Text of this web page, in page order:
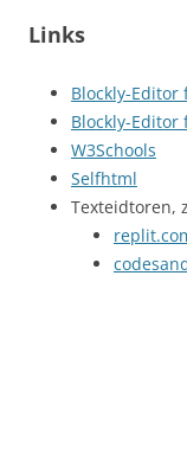
Links
Blockly-Editor
Blockly-Editor
W3Schools
Selfhtml
Texteidtoren,